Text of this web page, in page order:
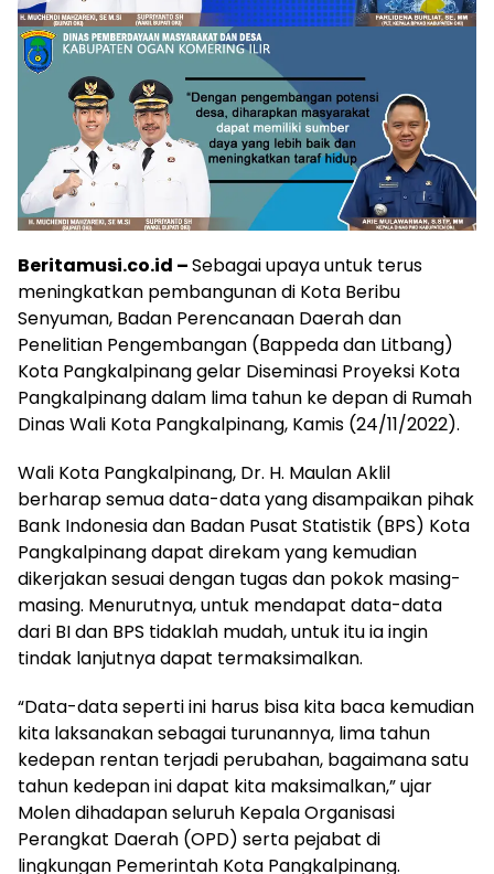
Beritamusi.co.id –Sebagai upaya untuk terus
meningkatkan pembangunan di Kota Beribu
Senyuman, Badan Perencanaan Daerah dan
Penelitian Pengembangan (Bappeda dan Litbang)
Kota Pangkalpinang gelar Diseminasi Proyeksi Kota
Pangkalpinang dalam lima tahun ke depan di Rumah
Dinas Wali Kota Pangkalpinang, Kamis (24/11/2022).
Wali Kota Pangkalpinang, Dr. H. Maulan Aklil
berharap semua data-data yang disampaikan pihak
Bank Indonesia dan Badan Pusat Statistik (BPS) Kota
Pangkalpinang dapat direkam yang kemudian
dikerjakan sesuai dengan tugas dan pokok masing-
masing. Menurutnya, untuk mendapat data-data
dari BI dan BPS tidaklah mudah, untuk itu ia ingin
tindak lanjutnya dapat termaksimalkan.
“Data-data seperti ini harus bisa kita baca kemudian
kita laksanakan sebagai turunannya, lima tahun
kedepan rentan terjadi perubahan, bagaimana satu
tahun kedepan ini dapat kita maksimalkan,” ujar
Molen dihadapan seluruh Kepala Organisasi
Perangkat Daerah (OPD) serta pejabat di
lingkungan Pemerintah Kota Pangkalpinang.